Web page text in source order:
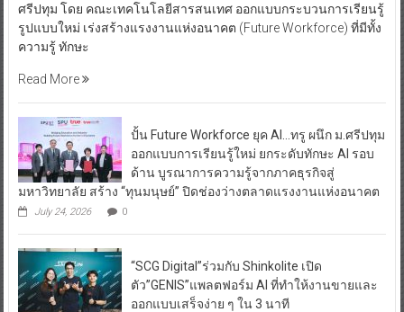
ศรีปทุม โดย คณะเทคโนโลยีสารสนเทศ ออกแบบกระบวนการเรียนรู้
รูปแบบใหม่ เร่งสร้างแรงงานแห่งอนาคต (Future Workforce) ที่มีทั้ง
ความรู้ ทักษะ
Read More
ปั้น Future Workforce ยุค AI…ทรู ผนึก ม.ศรีปทุม
ออกแบบการเรียนรู้ใหม่ ยกระดับทักษะ AI รอบ
ด้าน บูรณาการความรู้จากภาคธุรกิจสู่
มหาวิทยาลัย สร้าง “ทุนมนุษย์” ปิดช่องว่างตลาดแรงงานแห่งอนาคต
July 24, 2026 0
“SCG Digital”ร่วมกับ Shinkolite เปิด
ตัว”GENIS”แพลตฟอร์ม AI ที่ทำให้งานขายและ
ออกแบบเสร็จง่าย ๆ ใน 3 นาที